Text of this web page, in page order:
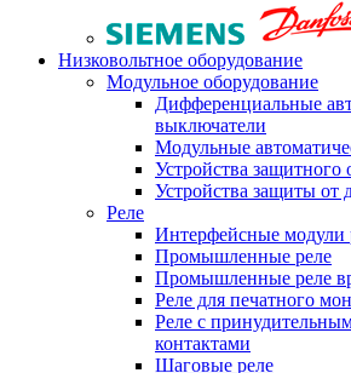
Низковольтное оборудование
Модульное оборудование
Дифференциальные
выключатели
Модульные
Устройства
Устройства защиты от
Реле
Интерфейсные модули
Промышленные реле
Промышленные реле
Реле для печатного
Реле с
контактами
Шаговые реле